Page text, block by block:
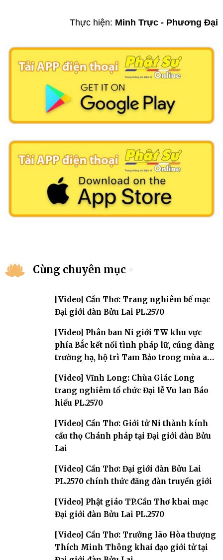
Thực hiện: Minh Trực - Phương Đại
Cùng chuyên mục
[Video] Cần Thơ: Trang nghiêm bế mạc
Đại giới đàn Bửu Lai PL.2570
[Video] Phân ban Ni giới TW khu vực
phía Bắc kết nối tình pháp lữ, cúng dàng
trường hạ, hộ trì Tam Bảo trong mùa an
[Video] Vĩnh Long: Chùa Giác Long
trang nghiêm tổ chức Đại lễ Vu lan Báo
hiếu PL.2570
[Video] Cần Thơ: Giới tử Ni thành kính
cầu thọ Chánh pháp tại Đại giới đàn Bửu
Lai
[Video] Cần Thơ: Đại giới đàn Bửu Lai
PL.2570 chính thức đăng đàn truyền giới
[Video] Phật giáo TP.Cần Thơ khai mạc
Đại giới đàn Bửu Lai PL.2570
[Video] Cần Thơ: Trưởng lão Hòa thượng
Thích Minh Thông khai đạo giới tử tại